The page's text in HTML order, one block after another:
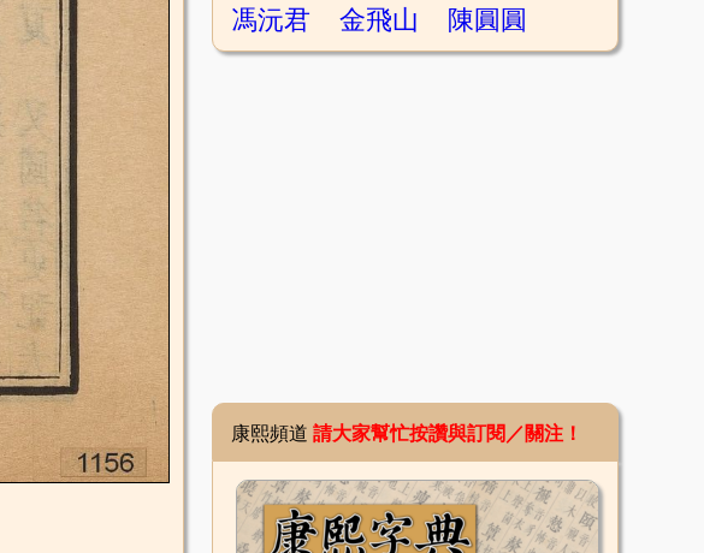
馮沅君
金飛山 陳圓圓
康熙頻道 請大家幫忙按讚與訂閱／關注！